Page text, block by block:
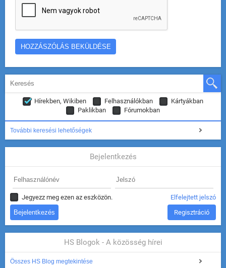
Hírekben, Wikiben Felhasználókban
Kártyákban
Paklikban
Fórumokban
További keresési lehetőségek
Bejelentkezés
Jegyezz meg ezen az eszközön. Elfelejtett jelszó
Regisztráció
HS Blogok - A közösség hírei
Összes HS Blog megtekintése